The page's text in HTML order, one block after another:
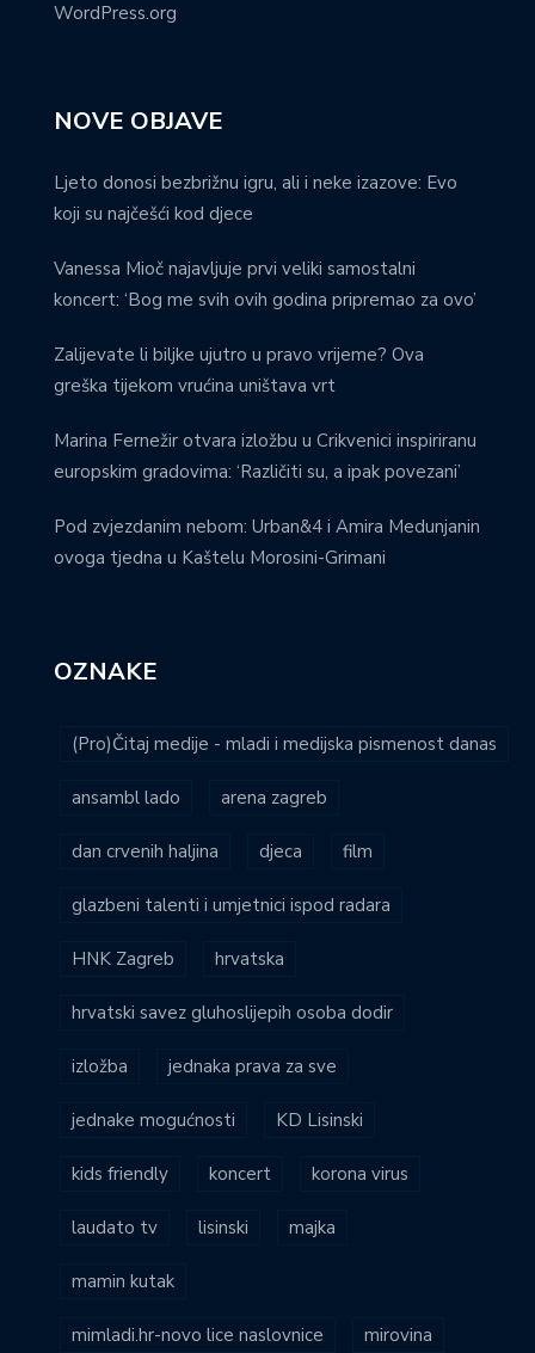
WordPress.org
NOVE OBJAVE
Ljeto donosi bezbrižnu igru, ali i neke izazove: Evo
koji su najčešći kod djece
Vanessa Mioč najavljuje prvi veliki samostalni
koncert: ‘Bog me svih ovih godina pripremao za ovo’
Zalijevate li biljke ujutro u pravo vrijeme? Ova
greška tijekom vrućina uništava vrt
Marina Fernežir otvara izložbu u Crikvenici inspiriranu
europskim gradovima: ‘Različiti su, a ipak povezani’
Pod zvjezdanim nebom: Urban&4 i Amira Medunjanin
ovoga tjedna u Kaštelu Morosini-Grimani
OZNAKE
(Pro)Čitaj medije - mladi i medijska pismenost danas
ansambl lado arena zagreb
dan crvenih haljina djeca film
glazbeni talenti i umjetnici ispod radara
HNK Zagreb hrvatska
hrvatski savez gluhoslijepih osoba dodir
izložba jednaka prava za sve
jednake mogućnosti KD Lisinski
kids friendly koncert korona virus
laudato tv lisinski majka
mamin kutak
mimladi.hr-novo lice naslovnice mirovina